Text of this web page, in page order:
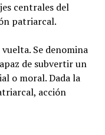
centrales del
patriarcal.
Se denomina
de subvertir un
o moral. Dada la
acción